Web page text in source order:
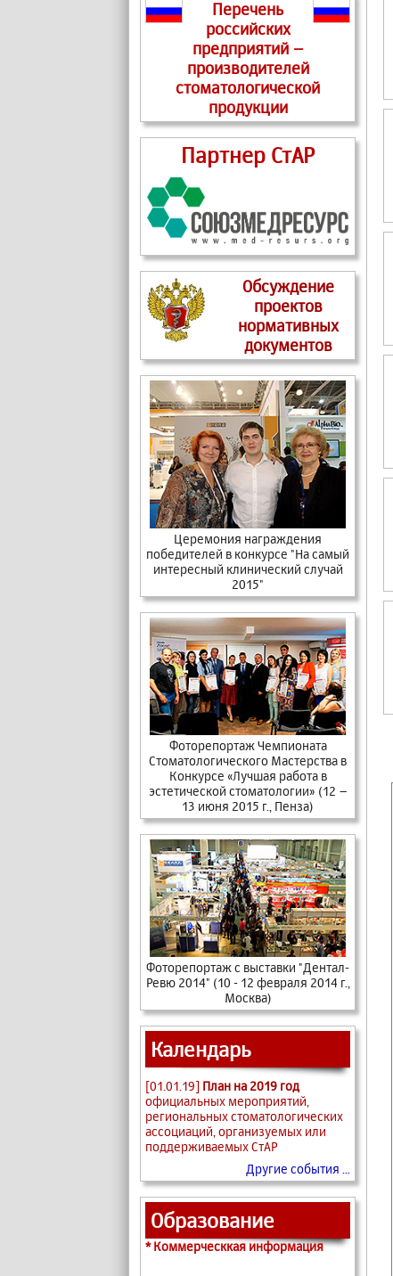
Перечень
российских
предприятий –
производителей
стоматологической
продукции
Партнер СтАР
Обсуждение
проектов
нормативных
документов
Церемония награждения
победителей в конкурсе "На самый
интересный клинический случай
2015"
Фоторепортаж Чемпионата
Стоматологического Мастерства в
Конкурсе «Лучшая работа в
эстетической стоматологии» (12 –
13 июня 2015 г., Пенза)
Фоторепортаж с выставки "Дентал-
Ревю 2014" (10 - 12 февраля 2014 г.,
Москва)
Календарь
[01.01.19] План на 2019 год
официальных мероприятий,
региональных стоматологических
ассоциаций, организуемых или
поддерживаемых СтАР
Другие события ...
Образование
* Коммерческкая информация